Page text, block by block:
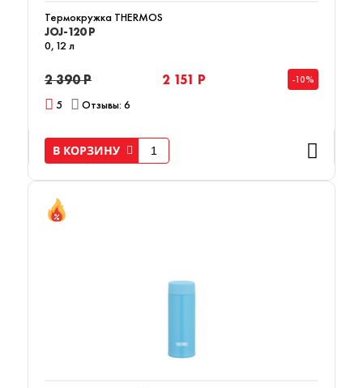
Термокружка THERMOS
JOJ-120 P
0,12 л
2 390 Р 2 151 Р -10%
5 Отзывы: 6
В КОРЗИНУ